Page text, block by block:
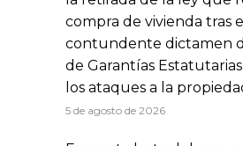
compra de vivienda tras el
contundente dictamen
de Garantías
los ataques a la
5 de agosto de 2026